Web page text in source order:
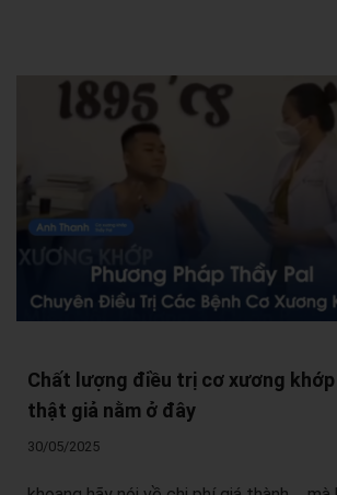
Chất lượng điều trị cơ xương khớp
thật giả nằm ở đây
30/05/2025